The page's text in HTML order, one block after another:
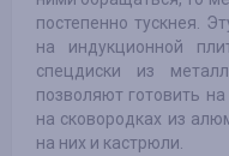
постепенно тускнея.
на индукционной
спецдиски из
позволяют готовить
на сковородках из
на них и кастрюли.